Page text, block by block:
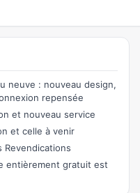
neuve : nouveau design,
repensée
et nouveau service
et celle à venir
Revendications
entièrement gratuit est